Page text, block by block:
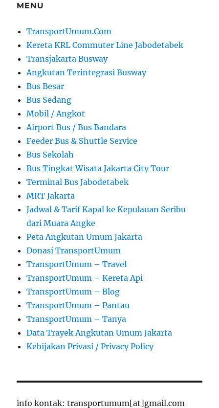
MENU
TransportUmum.Com
Kereta KRL Commuter Line Jabodetabek
Transjakarta Busway
Angkutan Terintegrasi Busway
Bus Besar
Bus Sedang
Mobil / Angkot
Airport Bus / Bus Bandara
Feeder Bus & Shuttle Service
Bus Sekolah
Bus Tingkat Wisata Jakarta City Tour
Terminal Bus Jabodetabek
MRT Jakarta
Jadwal & Tarif Kapal ke Kepulauan Seribu
dari Muara Angke
Peta Angkutan Umum Jakarta
Donasi TransportUmum
TransportUmum – Travel
TransportUmum – Kereta Api
TransportUmum – Blog
TransportUmum – Pantau
TransportUmum – Tanya
Data Trayek Angkutan Umum Jakarta
Kebijakan Privasi / Privacy Policy
info kontak: transportumum[at]gmail.com